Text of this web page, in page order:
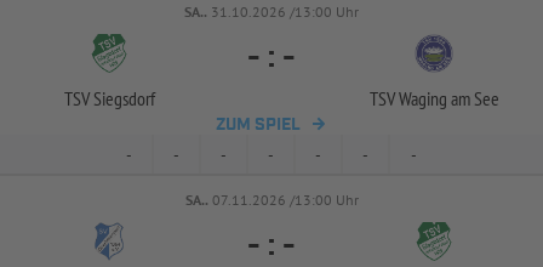
SA.. 31.10.2026 /13:00 Uhr
TSV Siegsdorf
- : -
TSV Waging am See
ZUM SPIEL
- - - - - - -
SA.. 07.11.2026 /13:00 Uhr
- : -